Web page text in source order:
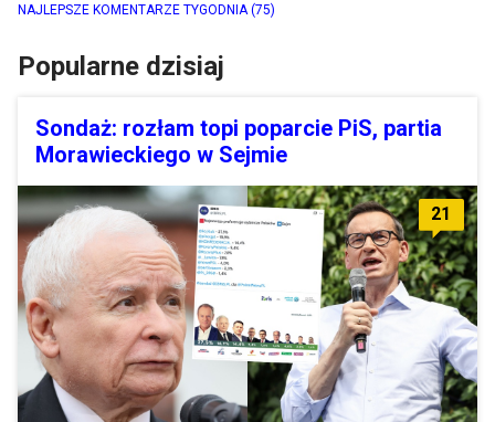
NAJLEPSZE KOMENTARZE TYGODNIA (75)
Popularne dzisiaj
Sondaż: rozłam topi poparcie PiS, partia
Morawieckiego w Sejmie
21